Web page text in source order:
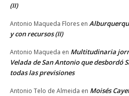
(II)
Antonio Maqueda Flores en
y con recursos (II)
Antonio Maqueda en Multitudinaria
Velada de San Antonio que desbordó
todas las previsiones
Antonio Telo de Almeida en Moisés